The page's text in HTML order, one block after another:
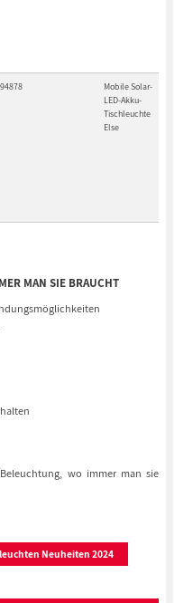
94878
Mobile Solar-
LED-Akku-
Tischleuchte
Else
MAN SIE BRAUCHT
wo immer man sie
Neuheiten 2024